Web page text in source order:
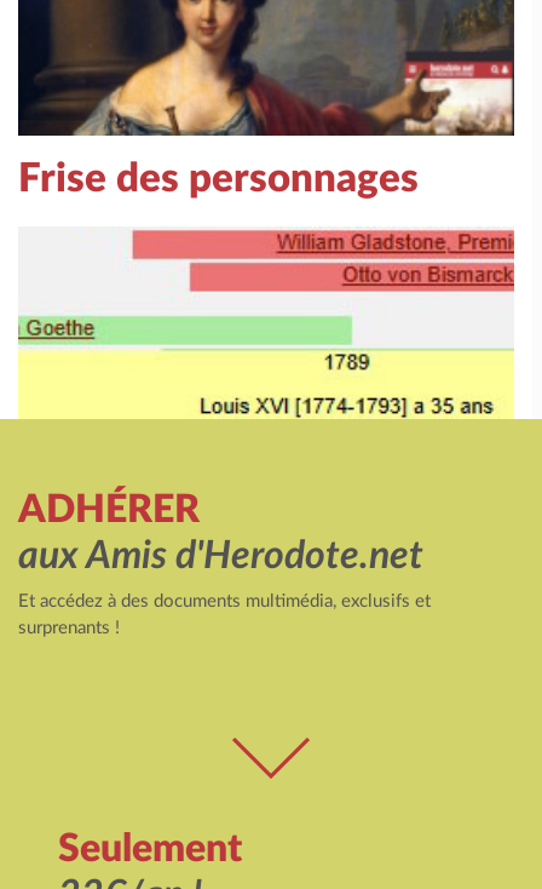
Frise des personnages
ADHÉRER
aux Amis d'Herodote.net
Et accédez à des documents multimédia, exclusifs et
surprenants !
Seulement